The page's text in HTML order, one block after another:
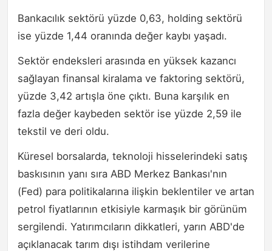
Bankacılık sektörü yüzde 0,63, holding sektörü
ise yüzde 1,44 oranında değer kaybı yaşadı.
Sektör endeksleri arasında en yüksek kazancı
sağlayan finansal kiralama ve faktoring sektörü,
yüzde 3,42 artışla öne çıktı. Buna karşılık en
fazla değer kaybeden sektör ise yüzde 2,59 ile
tekstil ve deri oldu.
Küresel borsalarda, teknoloji hisselerindeki satış
baskısının yanı sıra ABD Merkez Bankası'nın
(Fed) para politikalarına ilişkin beklentiler ve artan
petrol fiyatlarının etkisiyle karmaşık bir görünüm
sergilendi. Yatırımcıların dikkatleri, yarın ABD'de
açıklanacak tarım dışı istihdam verilerine